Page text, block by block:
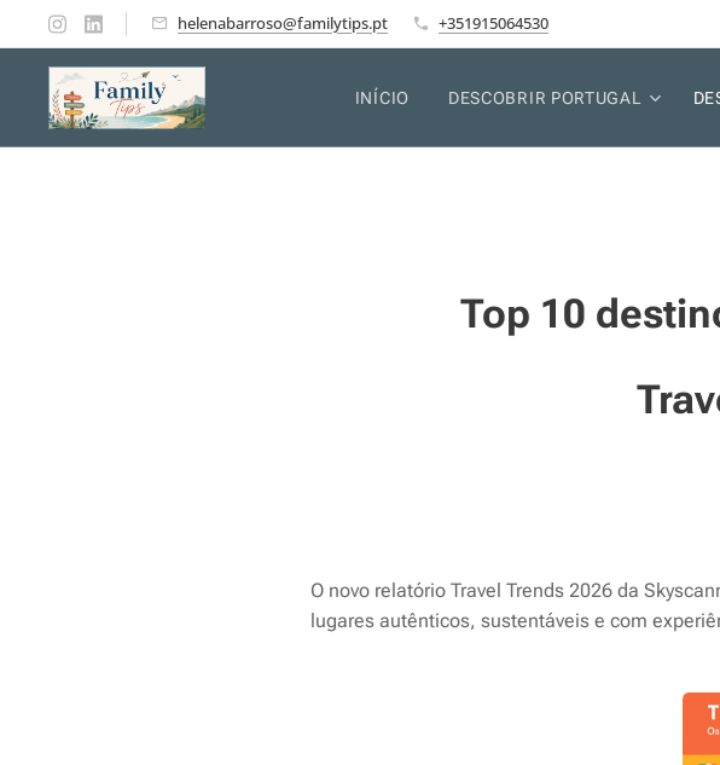
helenabarroso@familytips.pt +351915064530
INÍCIO DESCOBRIR PORTUGAL
Top 10
O novo relatório Travel Trends 2026 da
lugares autênticos, sustentáveis e com